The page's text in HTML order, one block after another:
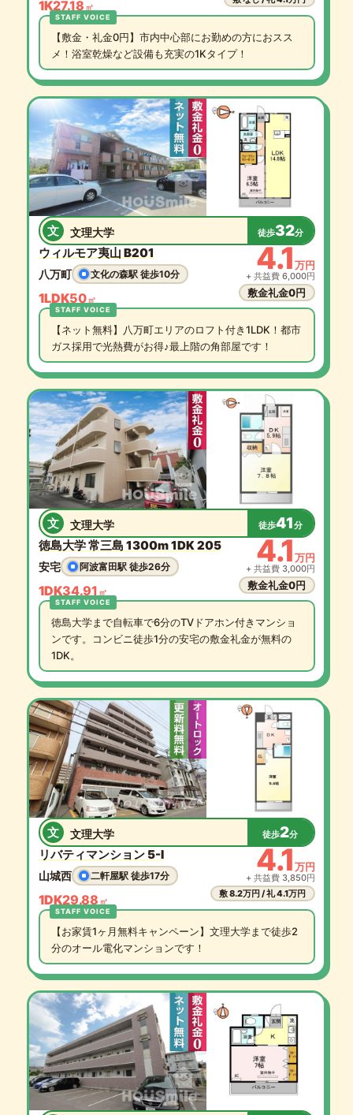
1K27.18 ㎡
【敷金・礼金0円】市内中心部にお勤めの方におスス
メ！浴室乾燥など設備も充実の1Kタイプ！
文 文理大学 徒歩32分
ウィルモア夷山 B201
八万町 文化の森駅 徒歩10分
1LDK50㎡
4.1万円
+ 共益費 6,000円
敷金礼金0円
【ネット無料】八万町エリアのロフト付き1LDK！都市
ガス採用で光熱費がお得♪最上階の角部屋です！
文 文理大学 徒歩41分
徳島大学 常三島 1300m 1DK 205
安宅 阿波富田駅 徒歩26分
1DK34.91 ㎡
4.1万円
+ 共益費 3,000円
敷金礼金0円
徳島大学まで自転車で6分のTVドアホン付きマンショ
ンです。コンビニ徒歩1分の安宅の敷金礼金が無料の
1DK。
文 文理大学 徒歩2分
リバティマンション 5-I
山城西 二軒屋駅 徒歩17分
1DK29.88 ㎡
4.1万円
+ 共益費 3,850円
敷 8.2万円 / 礼 4.1万円
【お家賃1ヶ月無料キャンペーン】文理大学まで徒歩2
分のオール電化マンションです！